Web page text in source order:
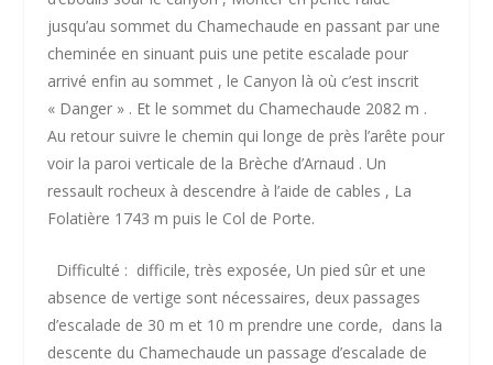
jusqu’au sommet du Chamechaude en passant par une
cheminée en sinuant puis une petite escalade pour
arrivé enfin au sommet , le Canyon là où c’est inscrit
« Danger » . Et le sommet du Chamechaude 2082 m .
Au retour suivre le chemin qui longe de près l’arête pour
voir la paroi verticale de la Brèche d’Arnaud . Un
ressault rocheux à descendre à l’aide de cables , La
Folatière 1743 m puis le Col de Porte.
Difficulté : difficile, très exposée, Un pied sûr et une
absence de vertige sont nécessaires, deux passages
d’escalade de 30 m et 10 m prendre une corde, dans la
descente du Chamechaude un passage d’escalade de